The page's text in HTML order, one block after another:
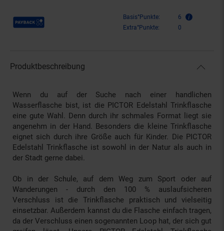
Payback Punkte Basis°Punkte:
6
Extra°Punkte:
0
Produktbeschreibung
Wenn du auf der Suche nach einer handlichen
Wasserflasche bist, ist die PICTOR Edelstahl Trinkflasche
eine gute Wahl. Denn durch ihr schmales Format liegt sie
angenehm in der Hand. Besonders die kleine Trinkflasche
eignet sich durch ihre Größe auch für Kinder. Die PICTOR
Edelstahl Trinkflasche ist sowohl in der Natur als auch in
der Stadt gerne dabei.
Ob in der Schule, auf dem Weg zum Sport oder auf
Wanderungen - durch den 100 % auslaufsicheren
Verschluss ist die Trinkflasche praktisch und vielseitig
einsetzbar. Außerdem kannst du die Flasche einfach tragen,
da der Verschluss einen sogenannten Loop hat, der sich gut